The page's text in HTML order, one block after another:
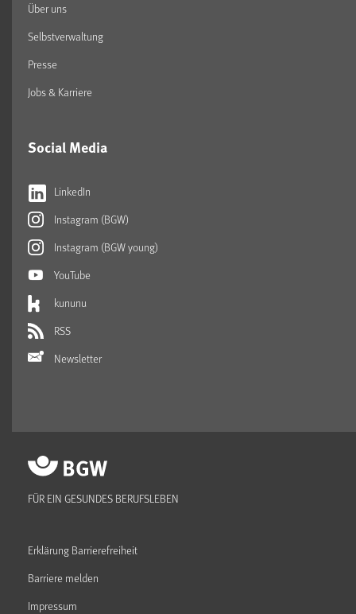
Über uns
Selbstverwaltung
Presse
Jobs & Karriere
Social Media
LinkedIn
Instagram (BGW)
Instagram (BGW young)
YouTube
kununu
RSS
Newsletter
FÜR EIN GESUNDES BERUFSLEBEN
Erklärung Barrierefreiheit
Barriere melden
Impressum